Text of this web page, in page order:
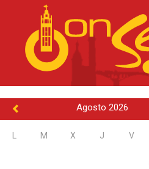
Agosto 2026
M X J V